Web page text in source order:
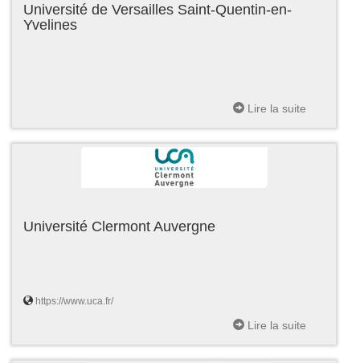
Université de Versailles Saint-Quentin-en-
Yvelines
Lire la suite
Université Clermont Auvergne
https://www.uca.fr/
Lire la suite